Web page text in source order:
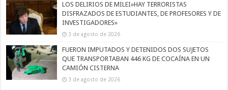
LOS DELIRIOS DE MILEI»HAY TERRORISTAS
DISFRAZADOS DE ESTUDIANTES, DE PROFESORES Y DE
INVESTIGADORES»
3 de agosto de 2026
FUERON IMPUTADOS Y DETENIDOS DOS SUJETOS
QUE TRANSPORTABAN 446 KG DE COCAÍNA EN UN
CAMIÓN CISTERNA
3 de agosto de 2026